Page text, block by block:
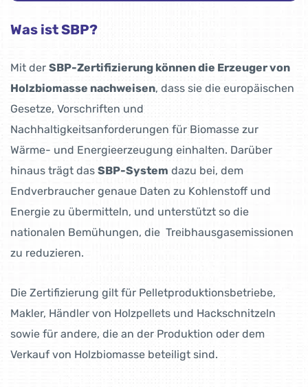
Was ist SBP?
Mit der SBP-Zertifizierung können die Erzeuger von
Holzbiomasse nachweisen, dass sie die europäischen
Gesetze, Vorschriften und
Nachhaltigkeitsanforderungen für Biomasse zur
Wärme- und Energieerzeugung einhalten. Darüber
hinaus trägt das SBP-System dazu bei, dem
Endverbraucher genaue Daten zu Kohlenstoff und
Energie zu übermitteln, und unterstützt so die
nationalen Bemühungen, die Treibhausgasemissionen
zu reduzieren.
Die Zertifizierung gilt für Pelletproduktionsbetriebe,
Makler, Händler von Holzpellets und Hackschnitzeln
sowie für andere, die an der Produktion oder dem
Verkauf von Holzbiomasse beteiligt sind.